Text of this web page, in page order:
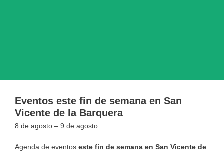
Eventos este fin de semana en San
Vicente de la Barquera
8 de agosto – 9 de agosto
Agenda de eventos este fin de semana en San Vicente de